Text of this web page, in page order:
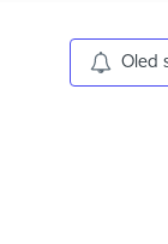
Oled